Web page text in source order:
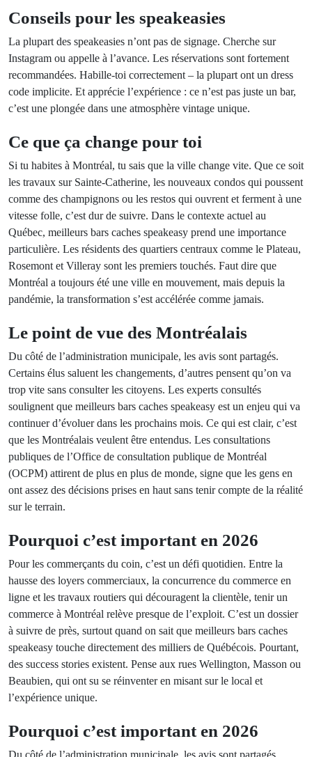
Conseils pour les speakeasies
La plupart des speakeasies n’ont pas de signage. Cherche sur
Instagram ou appelle à l’avance. Les réservations sont fortement
recommandées. Habille-toi correctement – la plupart ont un dress
code implicite. Et apprécie l’expérience : ce n’est pas juste un bar,
c’est une plongée dans une atmosphère vintage unique.
Ce que ça change pour toi
Si tu habites à Montréal, tu sais que la ville change vite. Que ce soit
les travaux sur Sainte-Catherine, les nouveaux condos qui poussent
comme des champignons ou les restos qui ouvrent et ferment à une
vitesse folle, c’est dur de suivre. Dans le contexte actuel au
Québec, meilleurs bars caches speakeasy prend une importance
particulière. Les résidents des quartiers centraux comme le Plateau,
Rosemont et Villeray sont les premiers touchés. Faut dire que
Montréal a toujours été une ville en mouvement, mais depuis la
pandémie, la transformation s’est accélérée comme jamais.
Le point de vue des Montréalais
Du côté de l’administration municipale, les avis sont partagés.
Certains élus saluent les changements, d’autres pensent qu’on va
trop vite sans consulter les citoyens. Les experts consultés
soulignent que meilleurs bars caches speakeasy est un enjeu qui va
continuer d’évoluer dans les prochains mois. Ce qui est clair, c’est
que les Montréalais veulent être entendus. Les consultations
publiques de l’Office de consultation publique de Montréal
(OCPM) attirent de plus en plus de monde, signe que les gens en
ont assez des décisions prises en haut sans tenir compte de la réalité
sur le terrain.
Pourquoi c’est important en 2026
Pour les commerçants du coin, c’est un défi quotidien. Entre la
hausse des loyers commerciaux, la concurrence du commerce en
ligne et les travaux routiers qui découragent la clientèle, tenir un
commerce à Montréal relève presque de l’exploit. C’est un dossier
à suivre de près, surtout quand on sait que meilleurs bars caches
speakeasy touche directement des milliers de Québécois. Pourtant,
des success stories existent. Pense aux rues Wellington, Masson ou
Beaubien, qui ont su se réinventer en misant sur le local et
l’expérience unique.
Pourquoi c’est important en 2026
Du côté de l’administration municipale, les avis sont partagés.